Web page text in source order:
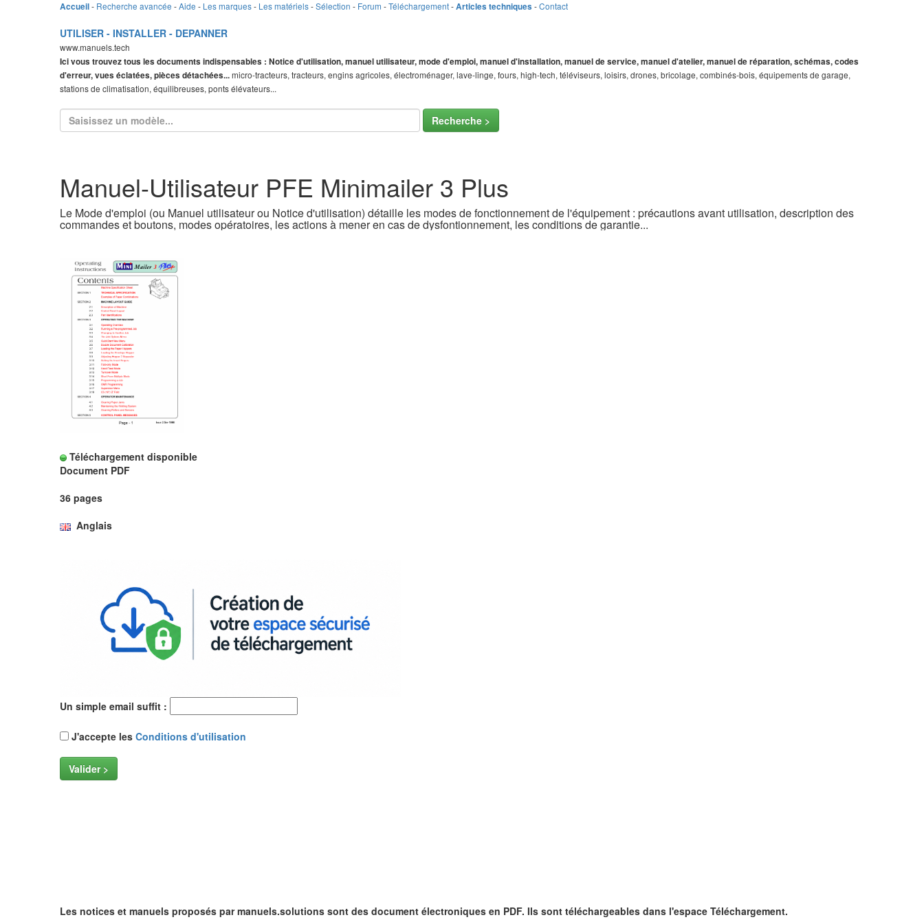
Accueil- Recherche avancée -Aide - Les marques- Les matériels-Sélection - Forum -Téléchargement-Articles techniques -Contact
UTILISER - INSTALLER - DEPANNER
www.manuels.tech
Ici vous trouvez tous les documents indispensables : Notice d'utilisation, manuel utilisateur, mode d'emploi, manuel d'installation, manuel de service, manuel d'atelier, manuel de réparation, schémas, codes
d'erreur, vues éclatées, pièces détachées...micro-tracteurs, tracteurs, engins agricoles, électroménager, lave-linge, fours, high-tech, téléviseurs, loisirs, drones, bricolage, combinés-bois, équipements de garage,
stations de climatisation, équilibreuses, ponts élévateurs...
Recherche >
Manuel-Utilisateur PFE Minimailer 3 Plus
Le Mode d'emploi (ou Manuel utilisateur ou Notice d'utilisation) détaille les modes de fonctionnement de l'équipement : précautions avant utilisation, description des
commandes et boutons, modes opératoires, les actions à mener en cas de dysfontionnement, les conditions de garantie...
Téléchargement disponible
Document PDF
36 pages
Anglais
Un simple email suffit :
J'accepte les Conditions d'utilisation
Valider >
Les notices et manuels proposés par manuels.solutions sont des document électroniques en PDF. Ils sont téléchargeables dans l'espace Téléchargement.